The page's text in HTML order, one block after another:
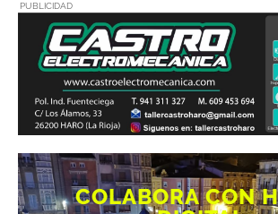
PUBLICIDAD
COLABORA CON